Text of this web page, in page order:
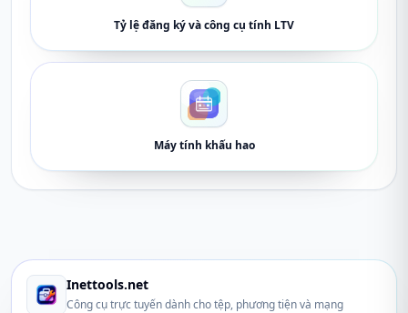
Tỷ lệ đăng ký và công cụ tính LTV
Máy tính khấu hao
Inettools.net
Công cụ trực tuyến dành cho tệp, phương tiện và mạng